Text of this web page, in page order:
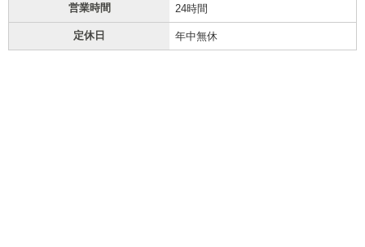
営業時間 24時間
定休日 年中無休